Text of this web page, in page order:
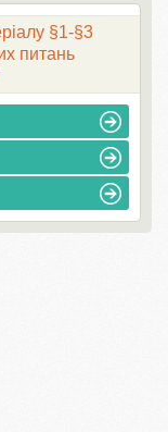
§1-§3
питань